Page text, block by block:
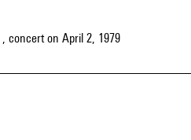
, concert on April 2, 1979